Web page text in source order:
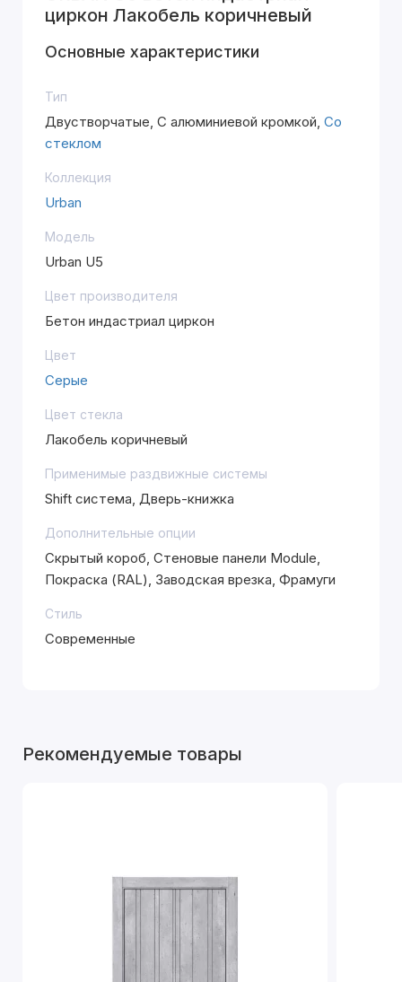
циркон Лакобель коричневый
Основные характеристики
Тип
Двустворчатые, С алюминиевой кромкой, Со
стеклом
Коллекция
Urban
Модель
Urban U5
Цвет производителя
Бетон индастриал циркон
Цвет
Серые
Цвет стекла
Лакобель коричневый
Применимые раздвижные системы
Shift система, Дверь-книжка
Дополнительные опции
Скрытый короб, Стеновые панели Module,
Покраска (RAL), Заводская врезка, Фрамуги
Стиль
Современные
Рекомендуемые товары